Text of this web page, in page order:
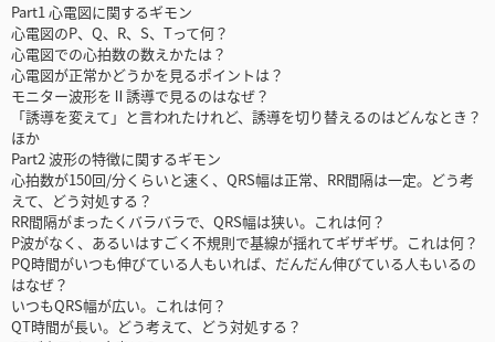
Part1 心電図に関するギモン
心電図のP、Q、R、S、Tって何？
心電図での心拍数の数えかたは？
心電図が正常かどうかを見るポイントは？
モニター波形をⅡ誘導で見るのはなぜ？
「誘導を変えて」と言われたけれど、誘導を切り替えるのはどんなとき？
ほか
Part2 波形の特徴に関するギモン
心拍数が150回/分くらいと速く、QRS幅は正常、RR間隔は一定。どう考
えて、どう対処する？
RR間隔がまったくバラバラで、QRS幅は狭い。これは何？
P波がなく、あるいはすごく不規則で基線が揺れてギザギザ。これは何？
PQ時間がいつも伸びている人もいれば、だんだん伸びている人もいるの
はなぜ？
いつもQRS幅が広い。これは何？
QT時間が長い。どう考えて、どう対処する？